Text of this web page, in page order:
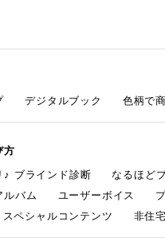
デジタルブック 色柄で
方
♪ ブラインド診断
なるほど
ルバム
ユーザーボイス
スペシャルコンテンツ 非住